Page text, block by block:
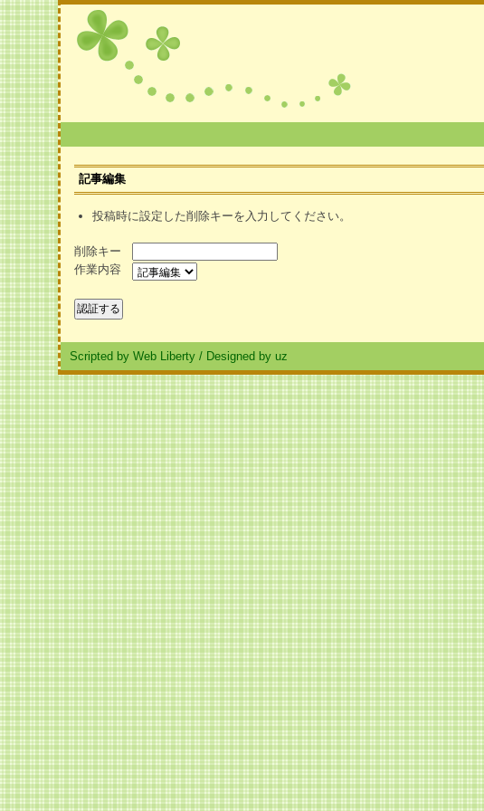
記事編集
投稿時に設定した削除キーを入力してください。
削除キー
作業内容
Scripted by Web Liberty / Designed by uz